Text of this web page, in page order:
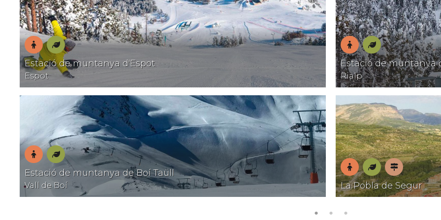
En
família
Natura
Estació de muntanya d'Espot
Espot
En
família
Natura
Estació de muntanya de Boí Taüll
Vall de Boí
En
família
Natura
Estació de muntanya
Rialp
En
família
NaturaPobles
amb
La Pobla de Segur